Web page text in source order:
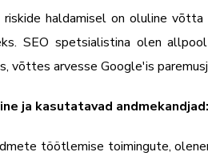
haldamisel on oluline
SEO spetsialistina olen
võttes arvesse Google'is
ja kasutatavad andmekandjad:
töötlemise toimingute,